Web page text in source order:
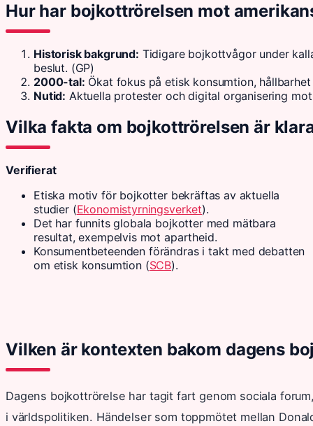
Hur har bojkottrörelsen mot
Historisk bakgrund: Tidigare bojkottvågor under
beslut. (GP)
2000-tal: Ökat fokus på etisk konsumtion,
Nutid: Aktuella protester och digital organisering
Vilka fakta om bojkottrörelsen är
Verifierat
Etiska motiv för bojkotter bekräftas av aktuella
studier (Ekonomistyrningsverket).
Det har funnits globala bojkotter med mätbara
resultat, exempelvis mot apartheid.
Konsumentbeteenden förändras i takt med debatten
om etisk konsumtion (SCB).
Vilken är kontexten bakom dagens
Dagens bojkottrörelse har tagit fart genom sociala
i världspolitiken. Händelser som toppmötet mellan